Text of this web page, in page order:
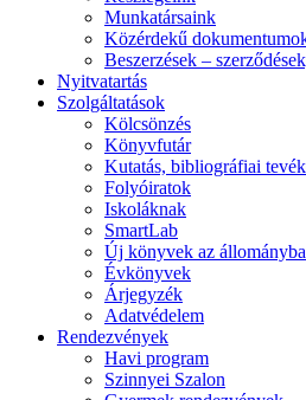
Munkatársaink
Közérdekű
Beszerzések –
Nyitvatartás
Szolgáltatások
Kölcsönzés
Könyvfutár
Kutatás, bibliográfiai
Folyóiratok
Iskoláknak
SmartLab
Új könyvek az
Évkönyvek
Árjegyzék
Adatvédelem
Rendezvények
Havi program
Szinnyei Szalon